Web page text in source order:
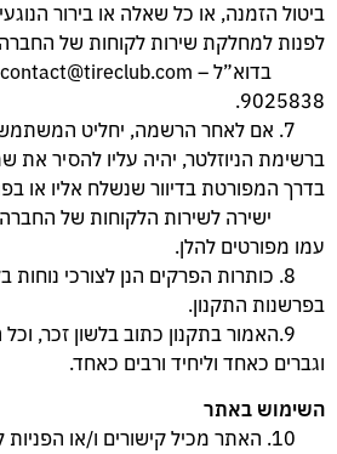
ביטול הזמנה, או כל שאלה או בירור
לפנות למחלקת שירות לקוחות של החברה
9025838.
7. אם לאחר הרשמה, יחליט המשתמש
ברשימת הניוזלטר, יהיה עליו להסיר את
בדרך המפורטת בדיוור שנשלח אליו או
ישירה לשירות הלקוחות של
עמו מפורטים להלן.
8. כותרות הפרקים הנן לצורכי נוחות
בפרשנות התקנון.
9.האמור בתקנון כתוב בלשון זכר,
וגברים כאחד וליחיד ורבים כאחד.
השימוש באתר
10. האתר מכיל קישורים ו/או